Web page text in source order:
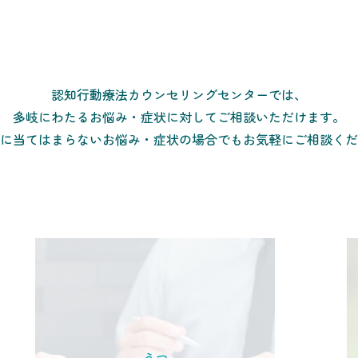
認知行動療法カウンセリングセンターでは、
多岐にわたるお悩み・症状に対してご相談いただけます。
当てはまらないお悩み・症状の場合でもお気軽にご相談く